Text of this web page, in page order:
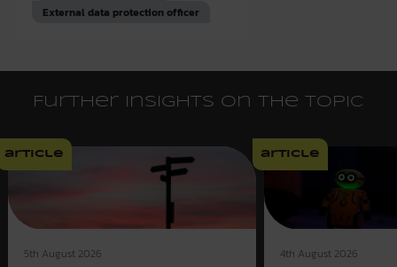
External data protection officer
Further insights on the topic
article
5th August 2026
article
4th August 2026